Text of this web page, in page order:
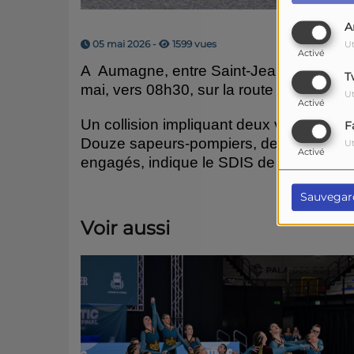
Activé
Activé
Activé
05 mai 2026 - 1599 vues
A Aumagne, entre Saint-Jean-d'Angély
mai, vers 08h30, sur la route
Un collision impliquant deux voitures
Douze sapeurs-pompiers, deux
engagés, indique le SDIS de la
Voir aussi